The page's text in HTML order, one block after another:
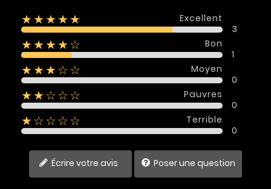
★★★★★
Excellent
3
★★★★☆
Bon
1
★★★☆☆
Moyen
0
★★☆☆☆
Pauvres
0
★☆☆☆☆
Terrible
0
Écrire votre avis Poser une question